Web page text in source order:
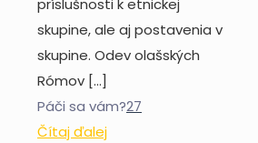
príslušnosti k etnickej
skupine, ale aj postavenia v
skupine. Odev olašských
Rómov […]
Páči sa vám?27
Čítaj ďalej